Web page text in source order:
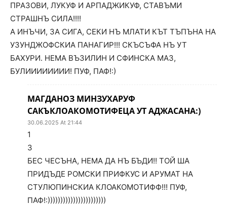
ПРАЗОВИ, ЛУКУФ И АРПАДЖИКУФ, СТАВЪМИ
СТРАШНЪ СИЛА!!!!
А ИНЪЧИ, ЗА СИГА, СЕКИ НЪ МЛАТИ КЪТ ТЪПЪНА НА
УЗУНДЖОФСКИА ПАНАГИР!!! СКЪСЪФА НЪ УТ
БАХУРИ. НЕМА ВЪЗИЛИН И СФИНСКА МАЗ,
БУЛИИИИИИИИ! ПУФ, ПАФ!:)
МАГДАНОЗ МИНЗУХАРУФ
САКЪКЛОАКОМОТИФЕЦА УТ АДЖАСАНА:)
30.06.2025 At 21:44
1
3
БЕС ЧЕСЪНА, НЕМА ДА НЪ БЪДИ!! ТОЙ ША
ПРИДЪДЕ РОМСКИ ПРИФКУС И АРУМАТ НА
СТУЛЮПИНСКИА КЛОАКОМОТИФФ!!! ПУФ,
ПАФ!:)))))))))))))))))))))))